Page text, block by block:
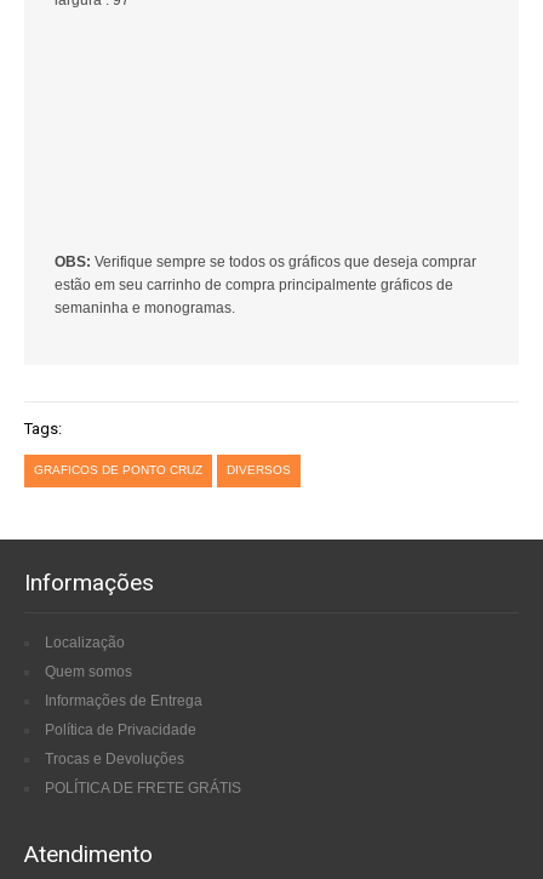
OBS: Verifique sempre se todos os gráficos que deseja comprar
estão em seu carrinho de compra principalmente gráficos de
semaninha e monogramas.
Tags:
GRAFICOS DE PONTO CRUZ DIVERSOS
Informações
Localização
Quem somos
Informações de Entrega
Política de Privacidade
Trocas e Devoluções
POLÍTICA DE FRETE GRÁTIS
Atendimento